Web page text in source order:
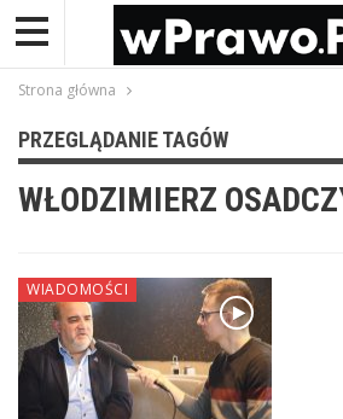
Strona główna
PRZEGLĄDANIE TAGÓW
WŁODZIMIERZ
WIADOMOŚCI